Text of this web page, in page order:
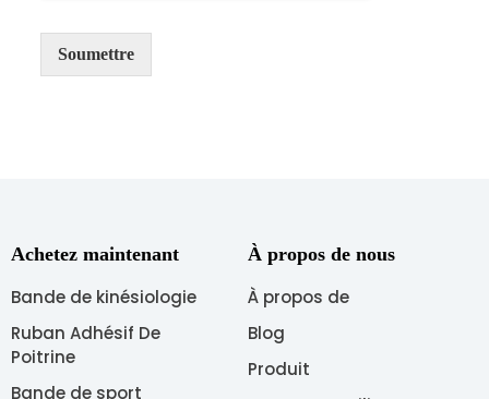
u
e
Soumettre
Achetez maintenant
Bande de kinésiologie
Ruban Adhésif De
Poitrine
Bande de sport
À propos de nous
À propos de
Blog
Produit